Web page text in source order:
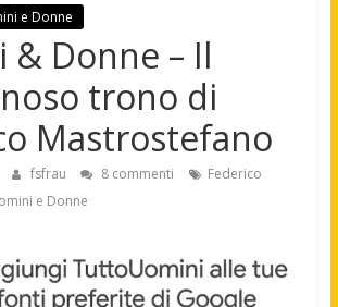
e Donne
& Donne – Il
trono di
Mastrostefano
fsfrau 8 commenti
Federico
e Donne